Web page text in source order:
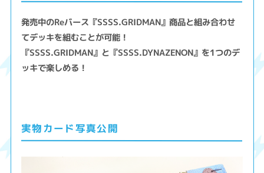
発売中のReバース『SSSS.GRIDMAN』商品と組み合わせ
てデッキを組むことが可能！
『SSSS.GRIDMAN』と『SSSS.DYNAZENON』を1つのデ
ッキで楽しめる！
実物カード写真公開